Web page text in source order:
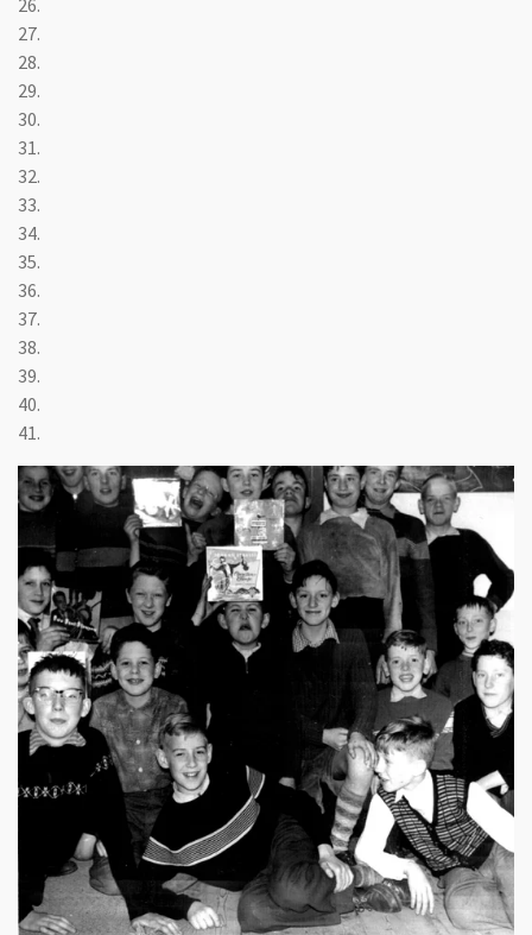
27.
28.
29.
30.
31.
32.
33.
34.
35.
36.
37.
38.
39.
40.
41.